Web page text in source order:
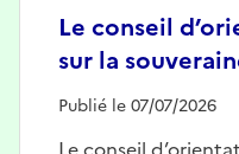
Le conseil
sur la
Publié le 07/07/2026